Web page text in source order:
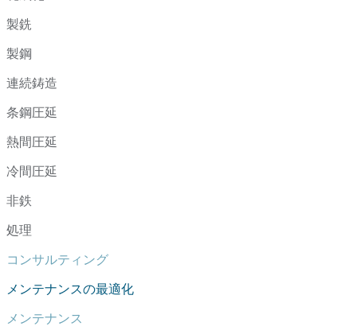
製銑
製鋼
連続鋳造
条鋼圧延
熱間圧延
冷間圧延
非鉄
処理
コンサルティング
メンテナンスの最適化
メンテナンス